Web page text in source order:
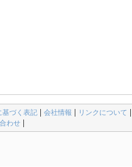
基づく表記 会社情報
リンクについて
わせ